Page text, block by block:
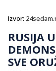
Izvor:
RUSIJA
SVE